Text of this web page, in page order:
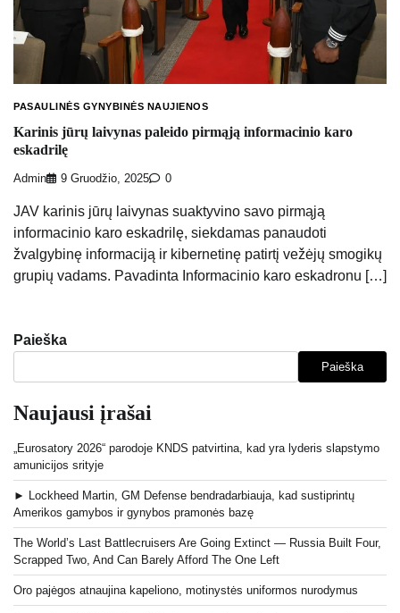
PASAULINĖS GYNYBINĖS NAUJIENOS
Karinis jūrų laivynas paleido pirmąją informacinio karo
eskadrilę
Admin 9 Gruodžio, 2025 0
JAV karinis jūrų laivynas suaktyvino savo pirmąją
informacinio karo eskadrilę, siekdamas panaudoti
žvalgybinę informaciją ir kibernetinę patirtį vežėjų smogikų
grupių vadams. Pavadinta Informacinio karo eskadronu […]
Paieška
Paieška
Naujausi įrašai
„Eurosatory 2026“ parodoje KNDS patvirtina, kad yra lyderis slapstymo
amunicijos srityje
► Lockheed Martin, GM Defense bendradarbiauja, kad sustiprintų
Amerikos gamybos ir gynybos pramonės bazę
The World’s Last Battlecruisers Are Going Extinct — Russia Built Four,
Scrapped Two, And Can Barely Afford The One Left
Oro pajėgos atnaujina kapeliono, motinystės uniformos nurodymus